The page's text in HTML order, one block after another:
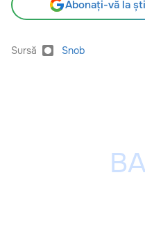
Abonați-vă la
Sursă Snob